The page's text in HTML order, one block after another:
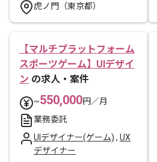
虎ノ門（東京都）
【マルチプラットフォーム
スポーツゲーム】UIデザイ
ン の求人・案件
~550,000円／月
業務委託
UIデザイナー(ゲーム) , UX
デザイナー